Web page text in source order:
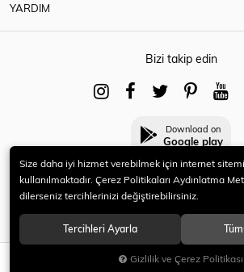
SEPETE EKLE
YARDIM
Bizi takip edin
Download on
Google play
© 2021 HERYENİ. Tüm hakları
Size daha iyi hizmet verebilmek için internet
kullanılmaktadır. Çerez Politikaları Aydınlatma
dilerseniz tercihlerinizi değiştirebilirsiniz.
Tercihleri Ayarla
Gizlilik ve Çerez Politikası